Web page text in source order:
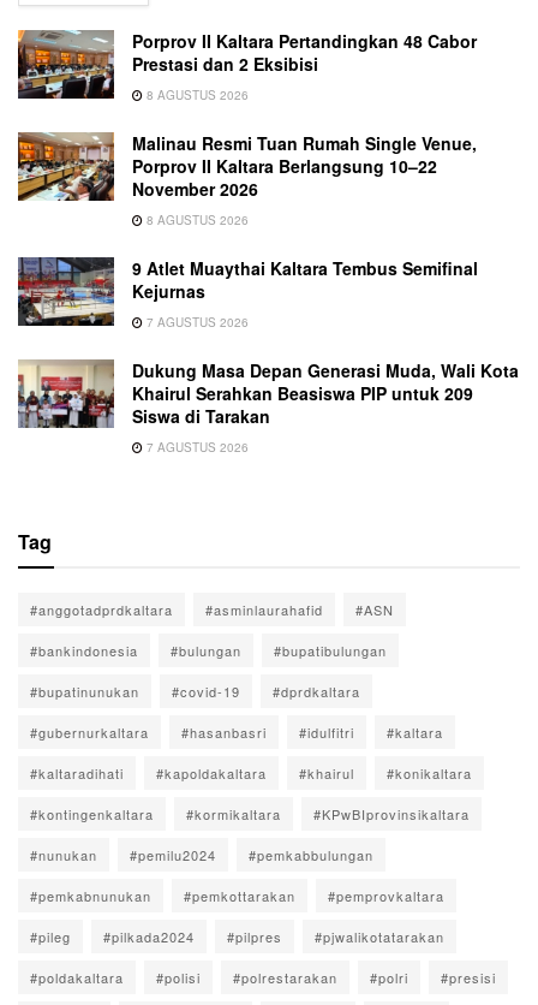
Porprov II Kaltara Pertandingkan 48 Cabor
Prestasi dan 2 Eksibisi
8 AGUSTUS 2026
Malinau Resmi Tuan Rumah Single Venue,
Porprov II Kaltara Berlangsung 10–22
November 2026
8 AGUSTUS 2026
9 Atlet Muaythai Kaltara Tembus Semifinal
Kejurnas
7 AGUSTUS 2026
Dukung Masa Depan Generasi Muda, Wali Kota
Khairul Serahkan Beasiswa PIP untuk 209
Siswa di Tarakan
7 AGUSTUS 2026
Tag
#anggotadprdkaltara #asminlaurahafid #ASN
#bankindonesia #bulungan #bupatibulungan
#bupatinunukan #covid-19 #dprdkaltara
#gubernurkaltara #hasanbasri #idulfitri #kaltara
#kaltaradihati #kapoldakaltara #khairul #konikaltara
#kontingenkaltara #kormikaltara #KPwBIprovinsikaltara
#nunukan #pemilu2024 #pemkabbulungan
#pemkabnunukan #pemkottarakan #pemprovkaltara
#pileg #pilkada2024 #pilpres #pjwalikotatarakan
#poldakaltara #polisi #polrestarakan #polri #presisi